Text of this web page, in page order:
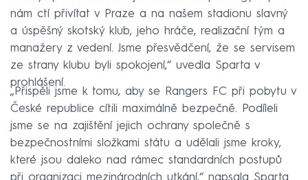
nám ctí přivítat v Praze a na našem stadionu slavný
a úspěšný skotský klub, jeho hráče, realizační tým a
manažery z vedení. Jsme přesvědčení, že se servisem
ze strany klubu byli spokojení,“ uvedla Sparta v
prohlášení.
„Přispěli jsme k tomu, aby se Rangers FC při pobytu v
České republice cítili maximálně bezpečně. Podíleli
jsme se na zajištění jejich ochrany společně s
bezpečnostními složkami státu a udělali jsme kroky,
které jsou daleko nad rámec standardních postupů
při organizaci mezinárodních utkání,“ napsala Sparta.